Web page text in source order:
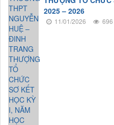
2025 – 2026
11/01/2026 696